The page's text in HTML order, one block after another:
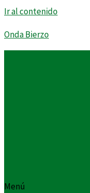
Ir al contenido
Onda Bierzo
Menú